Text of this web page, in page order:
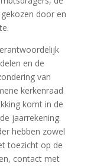
door en
en de
van
kerkenraad
komt in de
jaarrekening.
hebben zowel
toezicht op de
contact met